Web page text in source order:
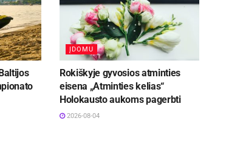
ĮDOMU
Rokiškyje gyvosios atminties
eisena „Atminties kelias“
Holokausto aukoms pagerbti
2026-08-04